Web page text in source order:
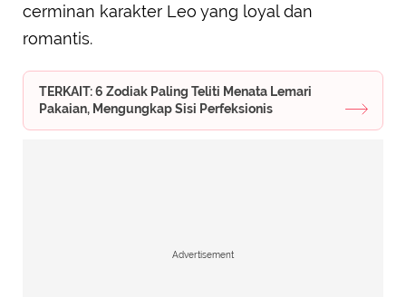
cerminan karakter Leo yang loyal dan
romantis.
TERKAIT: 6 Zodiak Paling Teliti Menata Lemari
Pakaian, Mengungkap Sisi Perfeksionis
Advertisement